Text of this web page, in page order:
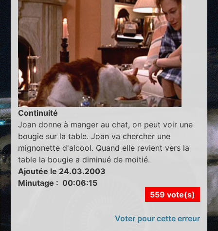
Continuité
Joan donne à manger au chat, on peut voir une
bougie sur la table. Joan va chercher une
mignonette d'alcool. Quand elle revient vers la
table la bougie a diminué de moitié.
Ajoutée le 24.03.2003
Minutage : 00:06:15
559 vote(s)
Voter pour cette erreur